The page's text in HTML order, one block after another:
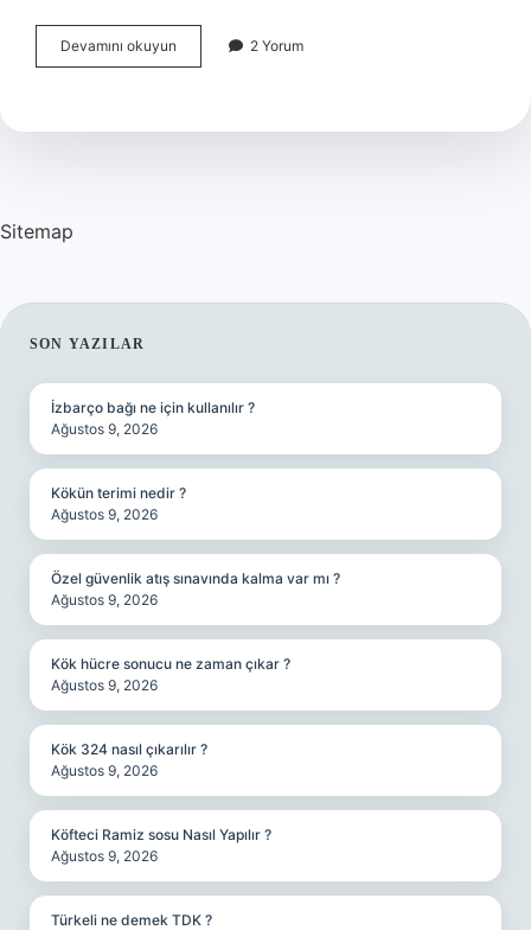
Devamını okuyun Pazarlama
sayısal
mi
2 Yorum
Sitemap
SIDEBAR
SON YAZILAR
İzbarço bağı ne için kullanılır ?
Ağustos 9, 2026
Kökün terimi nedir ?
Ağustos 9, 2026
Özel güvenlik atış sınavında kalma var mı ?
Ağustos 9, 2026
Kök hücre sonucu ne zaman çıkar ?
Ağustos 9, 2026
Kök 324 nasıl çıkarılır ?
Ağustos 9, 2026
Köfteci Ramiz sosu Nasıl Yapılır ?
Ağustos 9, 2026
Türkeli ne demek TDK ?